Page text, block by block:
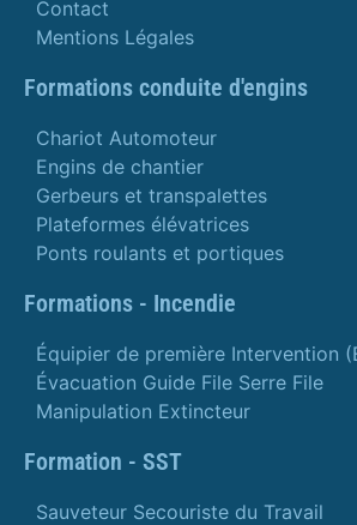
Contact
Mentions Légales
Formations conduite d'engins
Chariot Automoteur
Engins de chantier
Gerbeurs et transpalettes
Plateformes élévatrices
Ponts roulants et portiques
Formations - Incendie
Équipier de première Intervention
Évacuation Guide File Serre File
Manipulation Extincteur
Formation - SST
Sauveteur Secouriste du Travail